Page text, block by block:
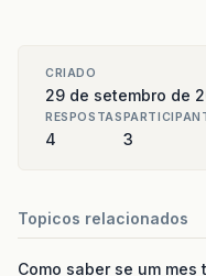
CRIADO
29 de setembro de
RESPOSTAS
4 3
Topicos relacionados
Como saber se um mes